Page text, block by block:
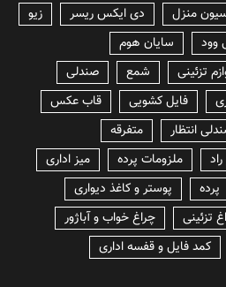
منزل دی ایکس ریسر
زیو
وود
سایان هوم
تزئینی شمع
صندلی
فایل کشویی
قاب عکس
انتظار
متفرقه
ملزومات پرده
میز اداری
پرده
پوستر و کاغذ دیواری
تزئینی
چراغ خواب و آباژور
کمد فایل و قفسه اداری